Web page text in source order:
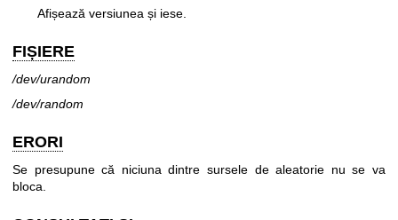
Afișează versiunea și iese.
FIȘIERE
/dev/urandom
/dev/random
ERORI
Se presupune că niciuna dintre sursele de aleatorie nu se va
bloca.